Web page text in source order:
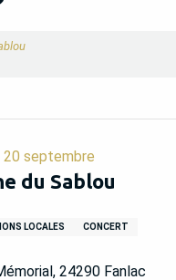
septembre
du Sablou
LOCALES
CONCERT
24290 Fanlac